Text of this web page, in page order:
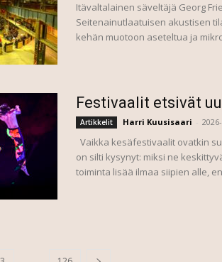
Itävaltalainen säveltäjä Georg
Seitenainutlaatuisen akustisen
kehän muotoon aseteltua ja
Festivaalit etsivät
Artikkelit Harri Kuusisaari -
Vaikka kesäfestivaalit ovatkin
on silti kysynyt: miksi ne
toiminta lisää ilmaa siipien alle,